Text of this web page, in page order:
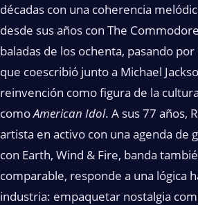
décadas con una coherencia
desde sus años con The
baladas de los ochenta, pasando por
que coescribió junto a Michael
reinvención como figura de la
comoAmerican Idol. A sus 77 años,
artista en activo con una agenda de
con Earth, Wind & Fire, banda
comparable, responde a una lógica
industria: empaquetar nostalgia